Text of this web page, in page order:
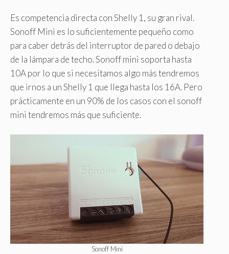
Es competencia directa con Shelly 1, su gran rival.
Sonoff Mini es lo suficientemente pequeño como
para caber detrás del interruptor de pared o debajo
de la lámpara de techo. Sonoff mini soporta hasta
10A por lo que si necesitamos algo más tendremos
que irnos a un Shelly 1 que llega hasta los 16A. Pero
prácticamente en un 90% de los casos con el sonoff
mini tendremos más que suficiente.
Sonoff Mini